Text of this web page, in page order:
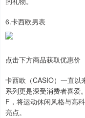
6.卡西欧男表
点击下方商品获取优惠价
卡西欧（CASIO）一直以
系列更是深受消费者喜爱
F，将运动休闲风格与高
亮点。